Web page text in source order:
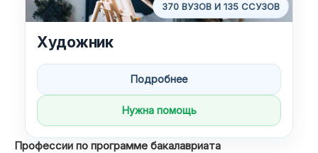
370 ВУЗОВ И 135 ССУЗОВ
Художник
Подробнее
Нужна помощь
Профессии по программе бакалавриата